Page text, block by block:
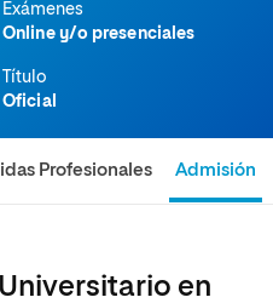
Exámenes
Online y/o presenciales
Título
Oficial
Profesionales Admisión
en